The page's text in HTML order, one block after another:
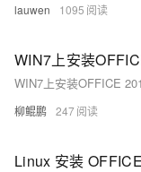
lauwen 1095
WIN7上安装
WIN7上安装OFFICE
柳鲲鹏 247
Linux 安装